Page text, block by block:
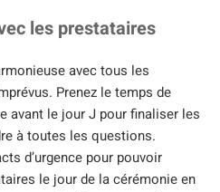
les prestataires
avec tous les
Prenez le temps de
avant le jour J pour finaliser les
à toutes les questions.
d’urgence pour pouvoir
le jour de la cérémonie en